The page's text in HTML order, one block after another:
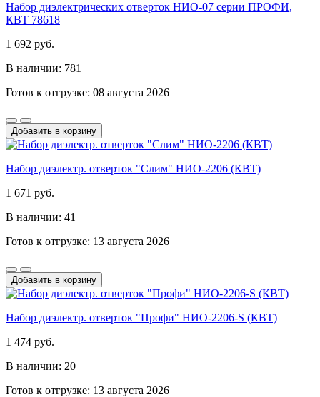
Набор диэлектрических отверток НИО-07 серии ПРОФИ,
КВТ 78618
1 692 руб.
В наличии: 781
Готов к отгрузке: 08 августа 2026
Добавить в корзину
Набор диэлектр. отверток "Слим" НИО-2206 (КВТ)
1 671 руб.
В наличии: 41
Готов к отгрузке: 13 августа 2026
Добавить в корзину
Набор диэлектр. отверток "Профи" НИО-2206-S (КВТ)
1 474 руб.
В наличии: 20
Готов к отгрузке: 13 августа 2026